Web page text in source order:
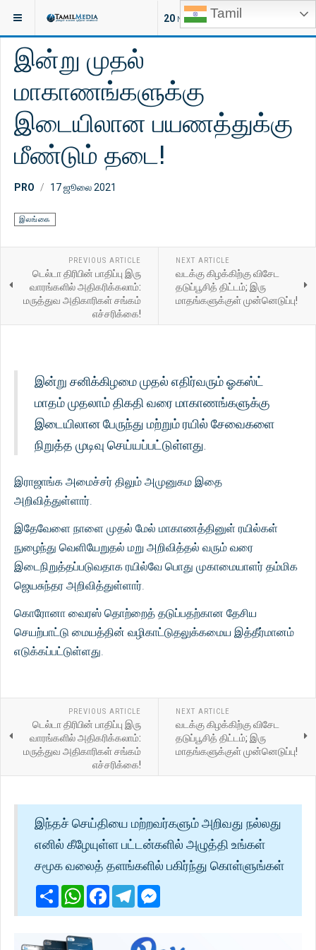
Tamil
20 NEW ARTICLES
இருக்குமிடம்: செய்திகள்
இன்று முதல்
மாகாணங்களுக்கு
இடையிலான பயணத்துக்கு
மீண்டும் தடை!
PRO 17 ஜூலை 2021
இலங்கை
PREVIOUS ARTICLE
டெல்டா திரிபின் பாதிப்பு இரு
வாரங்களில் அதிகரிக்கலாம்:
மருத்துவ அதிகாரிகள் சங்கம்
எச்சரிக்கை!
NEXT ARTICLE
வடக்கு கிழக்கிற்கு விசேட
தடுப்பூசித் திட்டம்; இரு
மாதங்களுக்குள் முன்னெடுப்பு!
இன்று சனிக்கிழமை முதல் எதிர்வரும் ஓகஸ்ட்
மாதம் முதலாம் திகதி வரை மாகாணங்களுக்கு
இடையிலான பேருந்து மற்றும் ரயில் சேவைகளை
நிறுத்த முடிவு செய்யப்பட்டுள்ளது.
இராஜாங்க அமைச்சர் திலும் அமுனுகம இதை
அறிவித்துள்ளார்.
இதேவேளை நாளை முதல் மேல் மாகாணத்தினுள் ரயில்கள்
நுழைந்து வெளியேறுதல் மறு அறிவித்தல் வரும் வரை
இடைநிறுத்தப்படுவதாக ரயில்வே பொது முகாமையாளர் தம்மிக
ஜெயசுந்தர அறிவித்துள்ளார்.
கொரோனா வைரஸ் தொற்றைத் தடுப்பதற்கான தேசிய
செயற்பாட்டு மையத்தின் வழிகாட்டுதலுக்கமைய இத்தீர்மானம்
எடுக்கப்பட்டுள்ளது.
PREVIOUS ARTICLE
டெல்டா திரிபின் பாதிப்பு இரு
வாரங்களில் அதிகரிக்கலாம்:
மருத்துவ அதிகாரிகள் சங்கம்
எச்சரிக்கை!
NEXT ARTICLE
வடக்கு கிழக்கிற்கு விசேட
தடுப்பூசித் திட்டம்; இரு
மாதங்களுக்குள் முன்னெடுப்பு!
இந்தச் செய்தியை மற்றவர்களும் அறிவது நல்லது
எனில் கீழேயுள்ள பட்டன்களில் அழுத்தி உங்கள்
சமூக வலைத் தளங்களில் பகிர்ந்து கொள்ளுங்கள்
ShareWhatsApp
Facebook
Telegram